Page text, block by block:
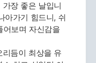
장 좋은 날입니
아가기 힘드니, 쉬
어보며 자신감을
듬이 최상을 유